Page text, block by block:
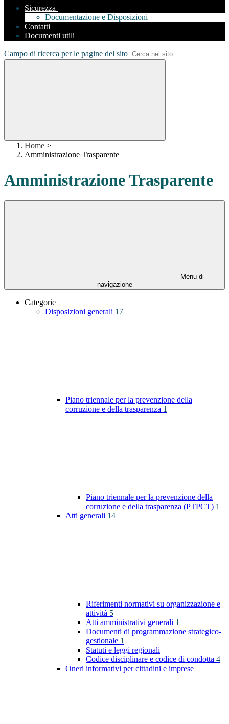
Sicurezza
Documentazione e Disposizioni
Contatti
Documenti utili
Campo di ricerca per le pagine del sito
Home >
Amministrazione Trasparente
Amministrazione Trasparente
Menu di
navigazione
Categorie
Disposizioni generali 17
Piano triennale per la prevenzione della
corruzione e della trasparenza 1
Piano triennale per la prevenzione della
corruzione e della trasparenza (PTPCT) 1
Atti generali 14
Riferimenti normativi su organizzazione e
attività 5
Atti amministrativi generali 1
Documenti di programmazione strategico-
gestionale 1
Statuti e leggi regionali
Codice disciplinare e codice di condotta 4
Oneri informativi per cittadini e imprese